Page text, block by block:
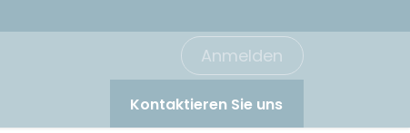
Anmelden
Kontaktieren Sie uns